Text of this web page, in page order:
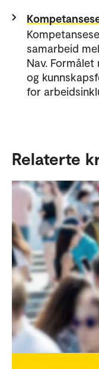
samarbeid
Nav.
og
for
Relaterte